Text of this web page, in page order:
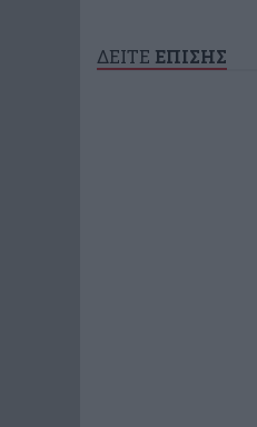
ΔΕΙΤΕ ΕΠΙΣΗΣ